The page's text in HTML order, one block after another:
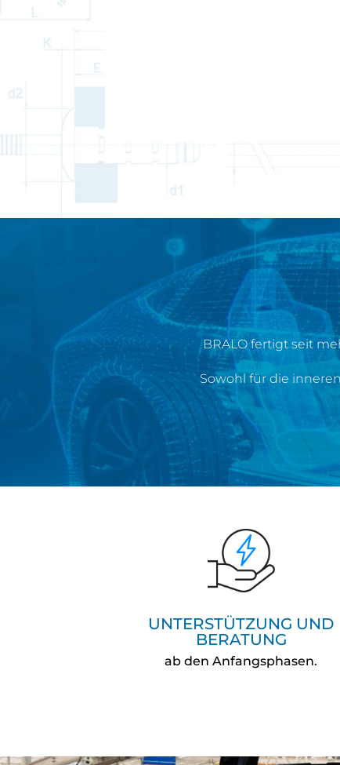
BRALO fertigt seit
Sowohl für die
UNTERSTÜTZUNG UND
BERATUNG
ab den Anfangsphasen.